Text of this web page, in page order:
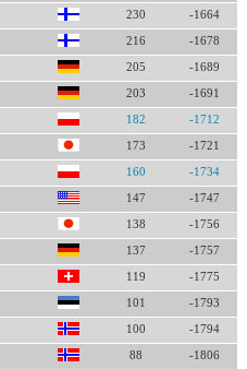
230 -1664
216 -1678
205 -1689
203 -1691
182 -1712
173 -1721
160 -1734
147 -1747
138 -1756
137 -1757
119 -1775
101 -1793
100 -1794
88 -1806